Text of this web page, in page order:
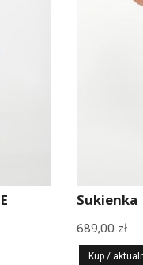
Sukienka
689,00 zł
Kup /